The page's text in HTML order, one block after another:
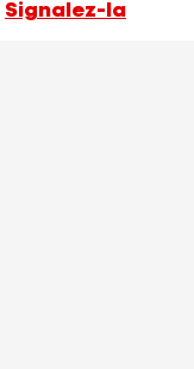
Signalez-la